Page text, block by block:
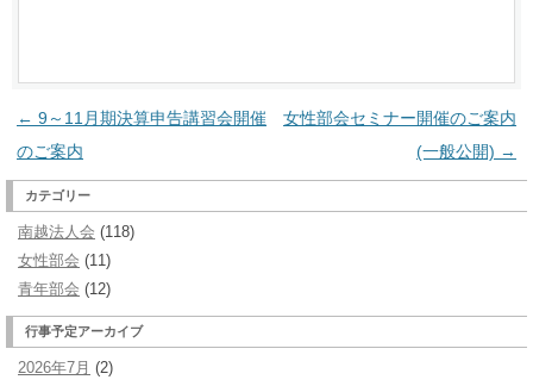
投
稿
ナ
ビ
ゲ
ー
シ
ョ
← 9～11月期決算申告講習会開催
のご案内
女性部会セミナー開催のご案内
(一般公開) →
カテゴリー
南越法人会 (118)
女性部会 (11)
青年部会 (12)
行事予定アーカイブ
2026年7月 (2)